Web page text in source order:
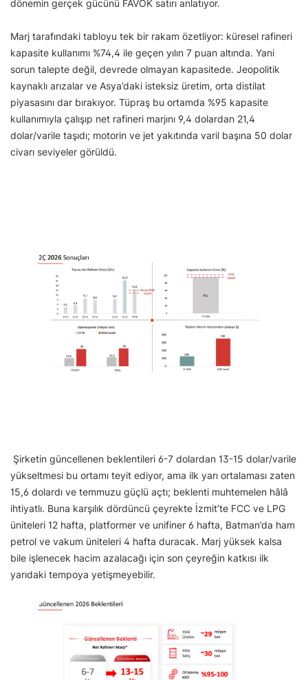
dönemin gerçek gücünü FAVÖK satırı anlatıyor.
Marj tarafındaki tabloyu tek bir rakam özetliyor: küresel rafineri
kapasite kullanımı %74,4 ile geçen yılın 7 puan altında. Yani
sorun talepte değil, devrede olmayan kapasitede. Jeopolitik
kaynaklı arızalar ve Asya’daki isteksiz üretim, orta distilat
piyasasını dar bırakıyor. Tüpraş bu ortamda %95 kapasite
kullanımıyla çalışıp net rafineri marjını 9,4 dolardan 21,4
dolar/varile taşıdı; motorin ve jet yakıtında varil başına 50 dolar
civarı seviyeler görüldü.
Şirketin güncellenen beklentileri 6-7 dolardan 13-15 dolar/varile
yükseltmesi bu ortamı teyit ediyor, ama ilk yarı ortalaması zaten
15,6 dolardı ve temmuzu güçlü açtı; beklenti muhtemelen hâlâ
ihtiyatlı. Buna karşılık dördüncü çeyrekte İzmit’te FCC ve LPG
üniteleri 12 hafta, platformer ve unifiner 6 hafta, Batman’da ham
petrol ve vakum üniteleri 4 hafta duracak. Marj yüksek kalsa
bile işlenecek hacim azalacağı için son çeyreğin katkısı ilk
yarıdaki tempoya yetişmeyebilir.